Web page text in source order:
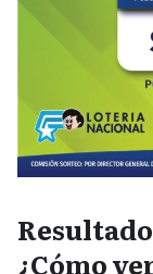
¿Cómo